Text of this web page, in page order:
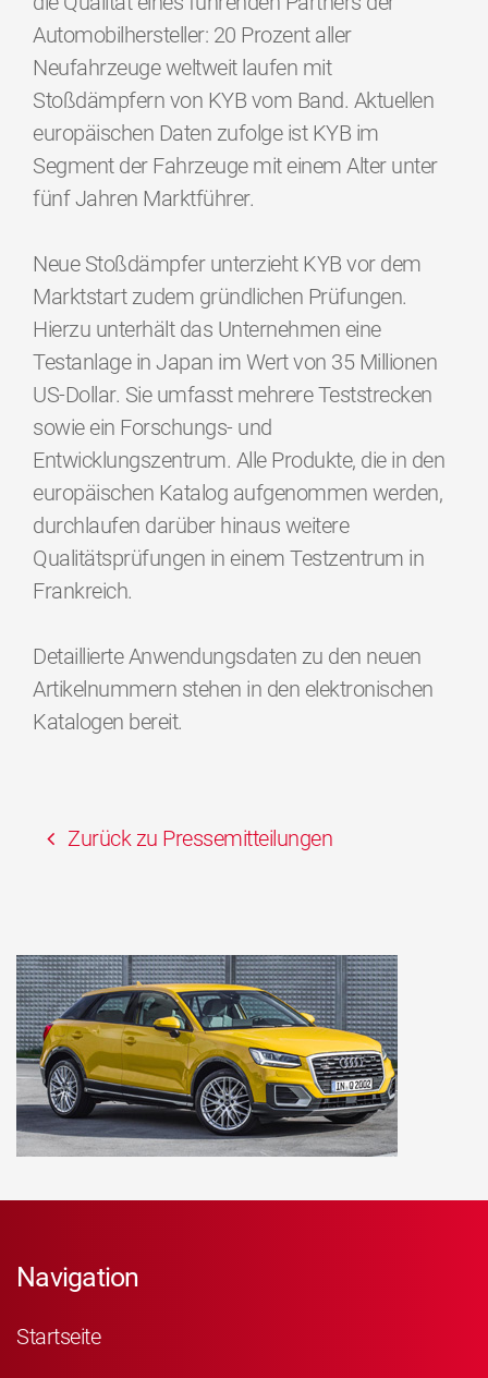
Automobilhersteller: 20 Prozent aller
Neufahrzeuge weltweit laufen mit
Stoßdämpfern von KYB vom Band. Aktuellen
europäischen Daten zufolge ist KYB im
Segment der Fahrzeuge mit einem Alter unter
fünf Jahren Marktführer.
Neue Stoßdämpfer unterzieht KYB vor dem
Marktstart zudem gründlichen Prüfungen.
Hierzu unterhält das Unternehmen eine
Testanlage in Japan im Wert von 35 Millionen
US-Dollar. Sie umfasst mehrere Teststrecken
sowie ein Forschungs- und
Entwicklungszentrum. Alle Produkte, die in den
europäischen Katalog aufgenommen werden,
durchlaufen darüber hinaus weitere
Qualitätsprüfungen in einem Testzentrum in
Frankreich.
Detaillierte Anwendungsdaten zu den neuen
Artikelnummern stehen in den elektronischen
Katalogen bereit.
Zurück zu Pressemitteilungen
Navigation
Startseite